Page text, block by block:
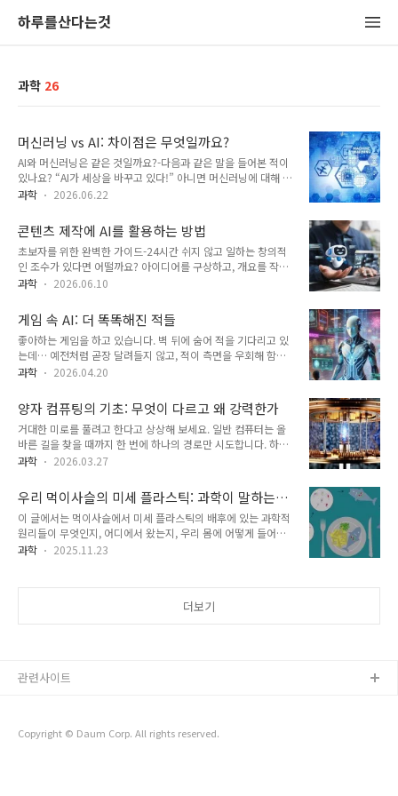
하루를산다는것
과학 26
머신러닝 vs AI: 차이점은 무엇일까요?
AI와 머신러닝은 같은 것일까요?-다음과 같은 말을 들어본 적이
있나요? “AI가 세상을 바꾸고 있다!” 아니면 머신러닝에 대해 다
룬 뉴스 헤드라인을 보고 이렇게 의아해한 적이 있나요? “잠
슷하게 사용하지만, 정확히 같은 것은 아닙니다. 모든 머신 러닝
은 AI이지만, 모든 AI가 머신 러닝인 것은 아닙니다. 누구라도 이
해할 수 있을 만큼 간단하게 설명해 드리겠습니다.🧠 인공 지능
이란 무엇일까요?사람처럼 생각하고 문제를 해결할 수 있는 로
봇, 그것이 바로 인공지능의 기본 개념입니다. AI는 기계가 가능
이미지 생성🎵 음악 작곡🚗 자동차 운전🧩 문제 해결💬 대화 나
누기..
과학 2026.06.22
콘텐츠 제작에 AI를 활용하는 방법
초보자를 위한 완벽한 가이드-24시간 쉬지 않고 일하는 창의적
인 조수가 있다면 어떨까요? 아이디어를 구상하고, 개요를 작성
하며, 이미지를 생성하고, 헤드라인을 제안하고, 심지어 영상 편
고 생각하나요? AI가 콘텐츠 제작 방식을 바꾸고 있기 때문입니
다. 하지만 성공한 많은 창작자들이 발견한 비밀은 바로 이것입
니다. AI는 창의성을 대체하지 않습니다. 오히려 창의성을 증폭
시킵니다. 기술적 전문 지식 없이도 누구나 AI를 활용해 놀라운
콘텐츠를 만드는 방법을 알아보겠습니다.🤖 빈 페이지가 아닌
하나는 무엇을 다룰지 정하는 것입니다. 우리 모두는 빈 화면을
바라보며 이렇게 고민해 본 적이 있..
과학 2026.06.10
게임 속 AI: 더 똑똑해진 적들
좋아하는 게임을 하고 있습니다. 벽 뒤에 숨어 적을 기다리고 있
는데… 예전처럼 곧장 달려들지 않고, 적이 측면을 우회해 함정
을 설치한 뒤 기습을 가합니다. 😲 이건 마법이 아닙니다. 바로
니다. 👉 왜 이제 적들이 더 똑똑해진 걸까요? 아이에게 들려주
는 재미있는 이야기처럼, 이 흥미진진한 세계를 함께 탐험해 보
겠습니다. 🎈🤖 게임 속 AI란 무엇일까요?🌱 게임 AI를 컴퓨터
속의 “두뇌”라고 생각해 보세요. 단순한 규칙을 따르는 대신, 학
습하고, 반응하며, 적응할 수 있습니다. 예전 게임에서 적들은 예
랐죠. 하지만 이제 AI는 다음과 같은 일을 할 수 있습니다.플레이
어의 ..
과학 2026.04.20
양자 컴퓨팅의 기초: 무엇이 다르고 왜 강력한가
거대한 미로를 풀려고 한다고 상상해 보세요. 일반 컴퓨터는 올
바른 길을 찾을 때까지 한 번에 하나의 경로만 시도합니다. 하지
만 컴퓨터가 여러 경로를 동시에 시도할 수 있다면 어떨까요? 거
다. 이 글에서는 양자 컴퓨팅의 기초를 쉽게 풀어보겠습니다. 글
을 다 읽으시면 양자 컴퓨터가 왜 다른지, 그리고 과학자들이 왜
양자 컴퓨터에 열광하는지를 이해하게 될 것입니다.양자 컴퓨팅
이란 무엇일까요? 🤔간단한 개념부터 시작해 보겠습니다. 노트
북이나 스마트폰 같은 일반 컴퓨터는 정보를 처리할 때 비트를
과학 2026.03.27
우리 먹이사슬의 미세 플라스틱: 과학이 말하는
것
이 글에서는 먹이사슬에서 미세 플라스틱의 배후에 있는 과학적
원리들이 무엇인지, 어디에서 왔는지, 우리 몸에 어떻게 들어오
는지, 그리고 그것들의 잠재적인 건강 효과에 대해 연구자들이
나 만약 당신의 접시 위의 맛있는 생선이 안에 작은 플라스틱 조
들어가고 있으며 과학자들은 ..
과학 2025.11.23
더보기
Copyright © Daum Corp. All rights reserved.
관련사이트